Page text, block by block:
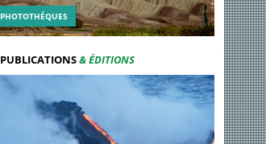
PHOTOTHÉQUES
PUBLICATIONS& ÉDITIONS